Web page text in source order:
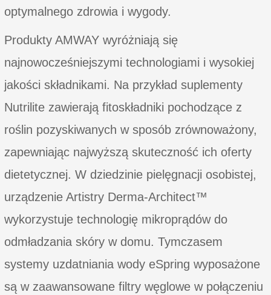
optymalnego zdrowia i wygody.
Produkty AMWAY wyróżniają się
najnowocześniejszymi technologiami i wysokiej
jakości składnikami. Na przykład suplementy
Nutrilite zawierają fitoskładniki pochodzące z
roślin pozyskiwanych w sposób zrównoważony,
zapewniając najwyższą skuteczność ich oferty
dietetycznej. W dziedzinie pielęgnacji osobistej,
urządzenie Artistry Derma-Architect™
wykorzystuje technologię mikroprądów do
odmładzania skóry w domu. Tymczasem
systemy uzdatniania wody eSpring wyposażone
są w zaawansowane filtry węglowe w połączeniu